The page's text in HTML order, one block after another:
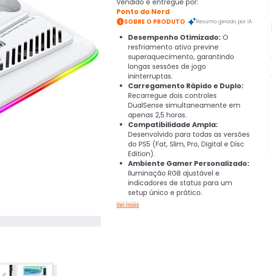
Vendido e entregue por:
Ponto do Nerd
SOBRE O PRODUTO Resumo gerado por IA
Desempenho Otimizado: O
resfriamento ativo previne
superaquecimento, garantindo
longas sessões de jogo
ininterruptas.
Carregamento Rápido e Duplo:
Recarregue dois controles
DualSense simultaneamente em
apenas 2,5 horas.
Compatibilidade Ampla:
Desenvolvido para todas as versões
do PS5 (Fat, Slim, Pro, Digital e Disc
Edition).
Ambiente Gamer Personalizado:
Iluminação RGB ajustável e
indicadores de status para um
setup único e prático.
Ver mais